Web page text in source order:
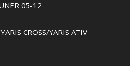
05-12
CROSS/YARIS ATIV